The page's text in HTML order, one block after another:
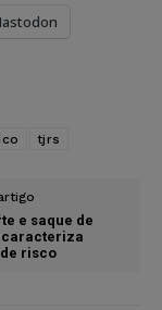
tjrs
e saque de
caracteriza
risco